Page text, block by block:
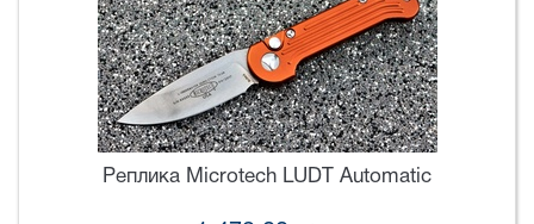
Реплика Microtech LUDT Automatic